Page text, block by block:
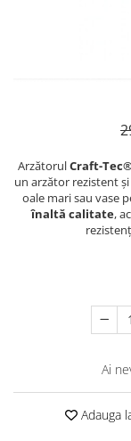
ArzătorulCraft-
un arzător rezistent
oale mari sau vase
înaltă calitate,
Ai
Adauga